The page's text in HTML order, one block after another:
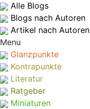
Alle Blogs
Blogs nach Autoren
Artikel nach Autoren
Menu
Glanzpunkte
Kontrapunkte
Literatur
Ratgeber
Miniaturen